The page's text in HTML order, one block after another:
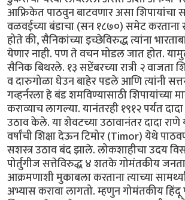
आफ्रिकेत पाठवुन बाटवणार असा शिपायांचा
वळवईच्या बंडाचा (सन १८७०) समेट
होते की, सैनिकांच्या इच्छेविरुद्ध त्यांना
येणार नाही. पण ते वचन मोडल जात होत.
सैनिक बिथरले. १३ सप्टेंबरच्या रात्री २ वाजता
व दारुगोळा घेउन बाहेर पडले आणि त्यांनी
गव्हर्नरला हे बंड शमविण्यासाठी शिपायांच्या
कराव्याच लागल्या. यानंतरही १९१२ पर्यंत
उठाव केले. या शेवटच्या उठावानंतर दादा
वर्षांची शिक्षा देऊन टिमोर (Timor) येथे
सशस्त्र उठाव बंद झाले. लोकशाहीचा उदय
पोर्तुगीज सत्तेविरुद्ध ४ शतके गोमंतकीय
आक्रमणाशी मुकाबला करताना त्याच्या
अभ्यास करावा लागतो. म्हणुन गोमंतकीय हिंदू